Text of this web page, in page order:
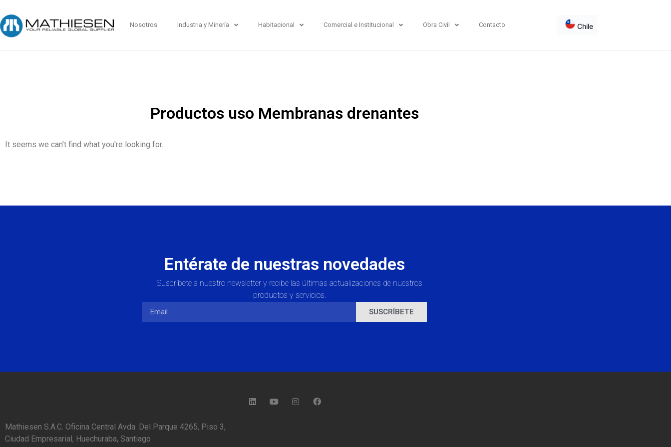
Nosotros Industria y Minería Habitacional Comercial e Institucional Obra Civil Contacto Chile
Productos uso Membranas drenantes
It seems we can't find what you're looking for.
Entérate de nuestras novedades
Suscríbete a nuestro newsletter y recibe las últimas actualizaciones de nuestros
productos y servicios.
SUSCRÍBETE
Mathiesen S.A.C. Oficina Central Avda. Del Parque 4265, Piso 3,
Ciudad Empresarial, Huechuraba, Santiago